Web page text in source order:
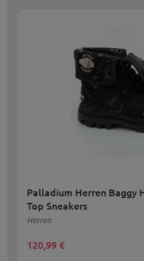
Palladium Herren Baggy
Top Sneakers
Herren
120,99 €